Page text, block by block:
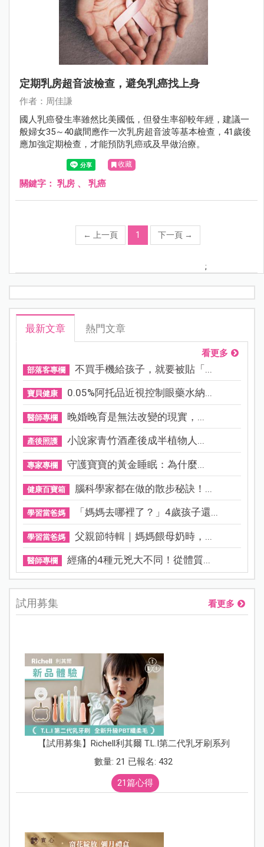
定期乳房超音波檢查，避免乳癌找上身
作者：周佳謙
國人乳癌發生率雖然比美國低，但發生率卻較年經，建議一
般婦女35～40歲間應作一次乳房超音波等基本檢查，41歲後
應加強定期檢查，才能預防乳癌或及早做治療。
收藏
關鍵字： 乳房 、 乳癌
← 上一頁 1 下一頁 →
;
最新文章 熱門文章
看更多
部落客專欄 不買手機給孩子，就要被貼「...
寶貝健康 0.05%阿托品近視控制眼藥水納...
醫師專欄 晚婚晚育是無法改變的現實，...
產後照護 小說家青竹酒產後成半植物人...
專家專欄 守護寶寶的黃金睡眠：為什麼...
健康百寶箱 腦科學家都在做的散步秘訣！...
學習當爸媽 「媽媽去哪裡了？」4歲孩子還...
學習當爸媽 父親節特輯｜媽媽餵母奶時，...
醫師專欄 經痛的4種元兇大不同！從體質...
試用募集 看更多
【試用募集】Richell利其爾 T.L.I第二代乳牙刷系列
數量: 21 已報名: 432
21篇心得